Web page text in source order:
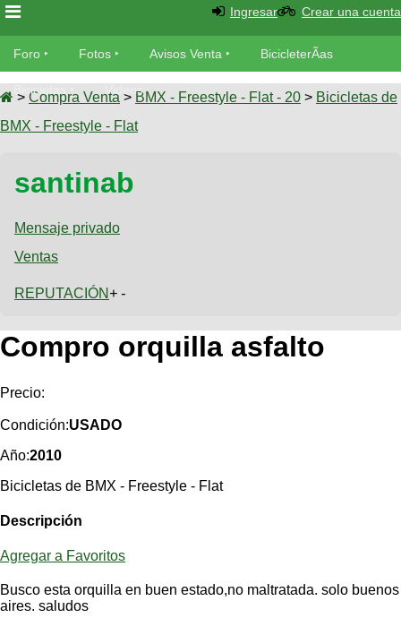
Foro
Foro
TÃ©cnica
Fotos
tu foto
Galeria
XC
Bicicletas
Descenso
triatlon
De
Retro
Enduro
Ranking
SUBÃ
tu
aviso
Ultimos
ReputaciÃ³n
Compras
Mis
Ventas
as
Bicicletas
Freerider
TÃ©cnica
MecÃ¡nica
Robadas
Noticias
Calendario
Videos
Cicloturismo
de
de
Foro
de
viajes
Usuarios
Ãšltimos
Buscar
Mis
de
Amigos
Ingresar Crear una cuenta
Foro Fotos Avisos Venta BicicleterÃ­as
Bicicletas Videos
> Compra Venta > BMX - Freestyle - Flat - 20 > Bicicletas de
BMX - Freestyle - Flat
santinab
Mensaje privado
Ventas
REPUTACIÓN + -
Compro orquilla asfalto
Precio:
Condición:USADO
Año:2010
Bicicletas de BMX - Freestyle - Flat
Descripción
Agregar a Favoritos
Busco esta orquilla en buen estado,no maltratada. solo buenos
aires. saludos